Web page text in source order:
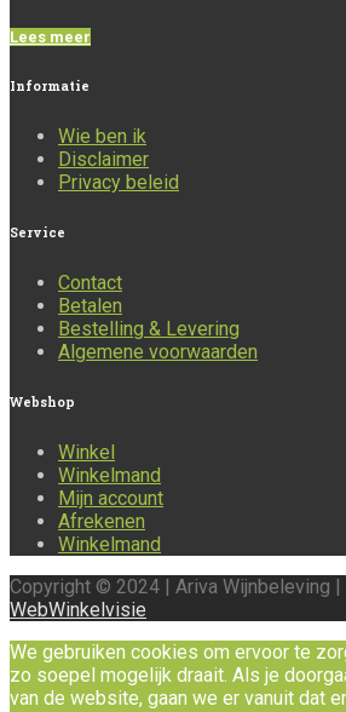
Lees meer
Informatie
Wie ben ik
Disclaimer
Privacy beleid
Service
Contact
Betalen
Bestelling & Levering
Algemene voorwaarden
Webshop
Winkel
Winkelmand
Mijn account
Afrekenen
Winkelmand
Copyright © 2024 | Ariva Wijnbeleving |
WebWinkelvisie
We gebruiken cookies om ervoor te
zo soepel mogelijk draait. Als je
van de website, gaan we er vanuit dat